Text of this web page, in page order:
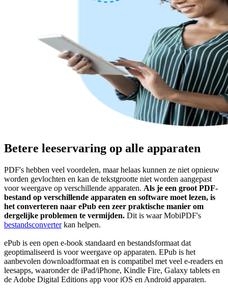
Betere leeservaring op alle apparaten
PDF's hebben veel voordelen, maar helaas kunnen ze niet opnieuw
worden gevlochten en kan de tekstgrootte niet worden aangepast
voor weergave op verschillende apparaten. Als je een groot PDF-
bestand op verschillende apparaten en software moet lezen, is
het converteren naar ePub een zeer praktische manier om
dergelijke problemen te vermijden. Dit is waar MobiPDF's
bestandsconverterkan helpen.
ePub is een open e-book standaard en bestandsformaat dat
geoptimaliseerd is voor weergave op apparaten. EPub is het
aanbevolen downloadformaat en is compatibel met veel e-readers en
leesapps, waaronder de iPad/iPhone, Kindle Fire, Galaxy tablets en
de Adobe Digital Editions app voor iOS en Android apparaten.